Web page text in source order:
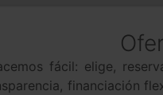
fácil: elige,
financiación